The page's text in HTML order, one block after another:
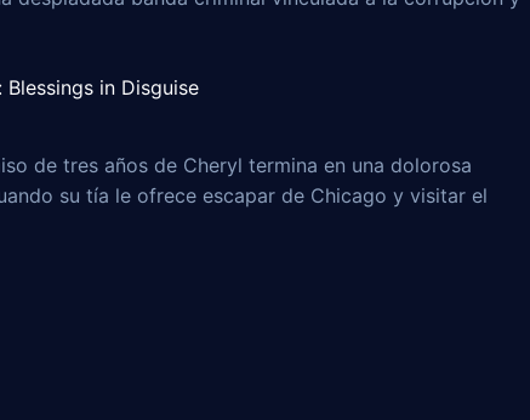
in Disguise
de tres años de Cheryl termina en una dolorosa
su tía le ofrece escapar de Chicago y visitar el